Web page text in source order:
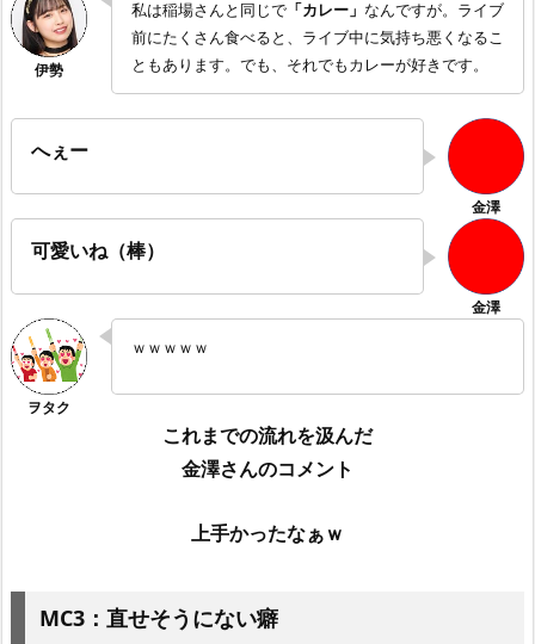
私は稲場さんと同じで 「カレー」 なんですが。ライブ
前にたくさん食べると、ライブ中に気持ち悪くなるこ
ともあります。でも、それでもカレーが好きです。
へぇー
可愛いね（棒）
ｗｗｗｗｗ
これまでの流れを汲んだ
金澤さんのコメント
上手かったなぁｗ
MC3：直せそうにない癖